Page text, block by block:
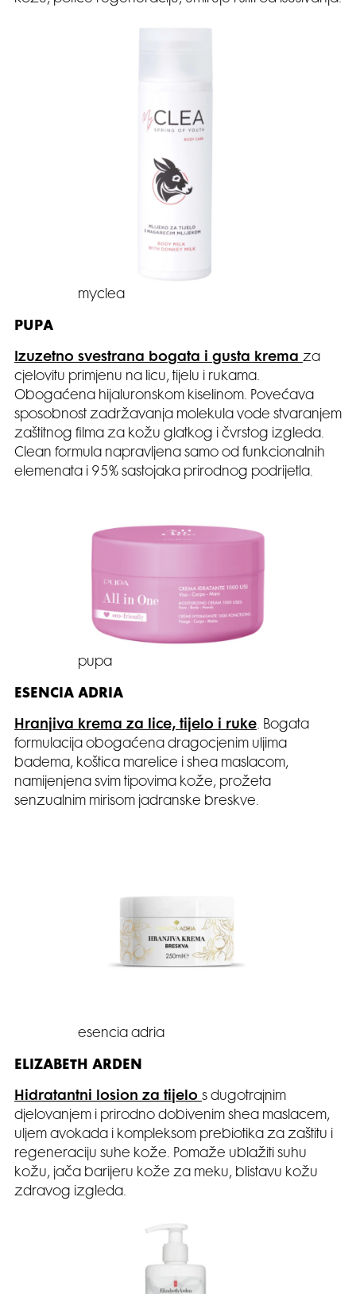
myclea
PUPA
Izuzetno svestrana bogata i gusta krema za
cjelovitu primjenu na licu, tijelu i rukama.
Obogaćena hijaluronskom kiselinom. Povećava
sposobnost zadržavanja molekula vode stvaranjem
zaštitnog filma za kožu glatkog i čvrstog izgleda.
Clean formula napravljena samo od funkcionalnih
elemenata i 95% sastojaka prirodnog podrijetla.
pupa
ESENCIA ADRIA
Hranjiva krema za lice, tijelo i ruke. Bogata
formulacija obogaćena dragocjenim uljima
badema, koštica marelice i shea maslacom,
namijenjena svim tipovima kože, prožeta
senzualnim mirisom jadranske breskve.
esencia adria
ELIZABETH ARDEN
Hidratantni losion za tijelo s dugotrajnim
djelovanjem i prirodno dobivenim shea maslacem,
uljem avokada i kompleksom prebiotika za zaštitu i
regeneraciju suhe kože. Pomaže ublažiti suhu
kožu, jača barijeru kože za meku, blistavu kožu
zdravog izgleda.